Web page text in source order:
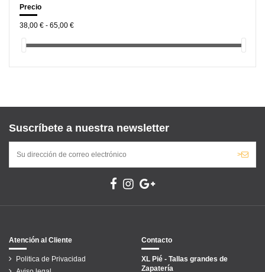
Precio
38,00 € - 65,00 €
Suscríbete a nuestra newsletter
>
Atención al Cliente
Politica de Privacidad
Contacto
XL Pié - Tallas grandes de
Zapatería